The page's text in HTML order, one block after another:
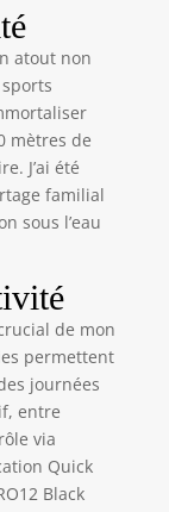
HDR
les
dans
scène
se
atout non
mètres de
J’ai été
familial
sous l’eau
de mon
permettent
journées
entre
via
Quick
Black